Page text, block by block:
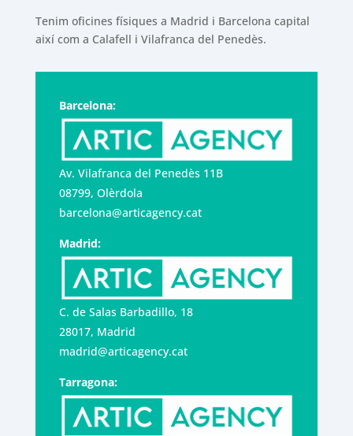
Tenim oficines físiques a Madrid i Barcelona capital
així com a Calafell i Vilafranca del Penedès.
Barcelona:
Av. Vilafranca del Penedès 11B
08799, Olèrdola
barcelona@articagency.cat
Madrid:
C. de Salas Barbadillo, 18
28017, Madrid
madrid@articagency.cat
Tarragona: